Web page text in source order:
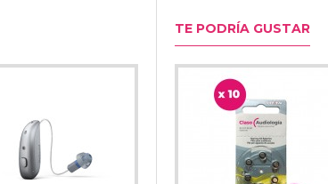
TE PODRÍA GUSTAR